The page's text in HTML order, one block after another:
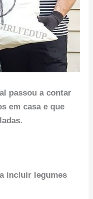
passou a contar
em casa e que
incluir legumes